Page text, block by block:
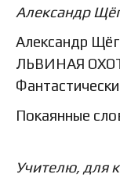
Александр
Александр
ЛЬВИНАЯ
Покаянные
Учителю, для